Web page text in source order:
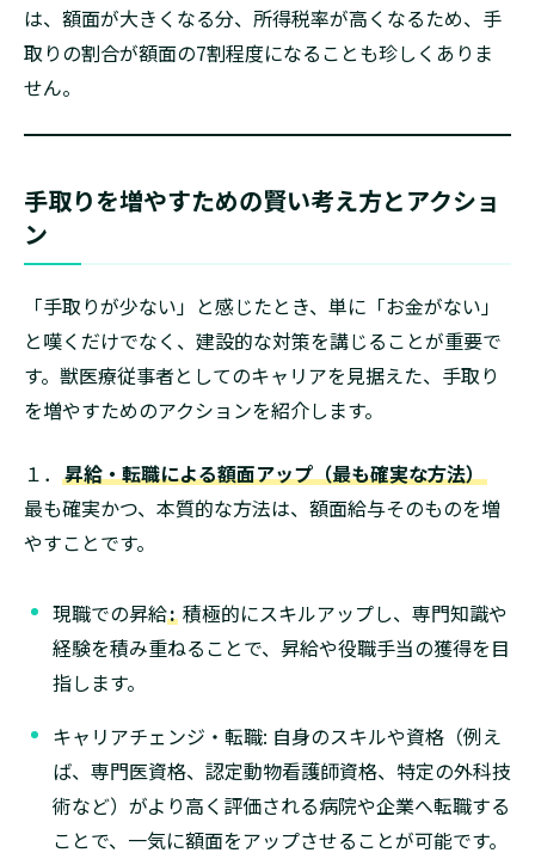
は、額面が大きくなる分、所得税率が高くなるため、手
取りの割合が額面の7割程度になることも珍しくありま
せん。
手取りを増やすための賢い考え方とアクショ
ン
「手取りが少ない」と感じたとき、単に「お金がない」
と嘆くだけでなく、建設的な対策を講じることが重要で
す。獣医療従事者としてのキャリアを見据えた、手取り
を増やすためのアクションを紹介します。
１． 昇給・転職による額面アップ（最も確実な方法）
最も確実かつ、本質的な方法は、額面給与そのものを増
やすことです。
現職での昇給: 積極的にスキルアップし、専門知識や
経験を積み重ねることで、昇給や役職手当の獲得を目
指します。
キャリアチェンジ・転職: 自身のスキルや資格（例え
ば、専門医資格、認定動物看護師資格、特定の外科技
術など）がより高く評価される病院や企業へ転職する
ことで、一気に額面をアップさせることが可能です。